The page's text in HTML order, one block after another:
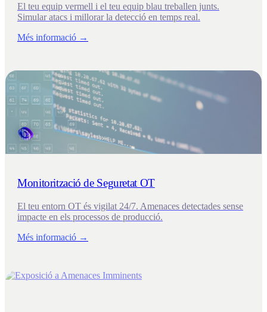
El teu equip vermell i el teu equip blau treballen junts.
Simular atacs i millorar la detecció en temps real.
Més informació →
Monitorització de Seguretat OT
El teu entorn OT és vigilat 24/7. Amenaces detectades sense
impacte en els processos de producció.
Més informació →